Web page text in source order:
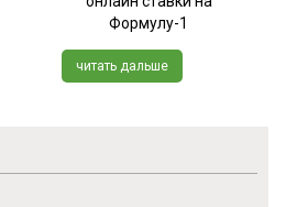
Формулу-1
читать дальше